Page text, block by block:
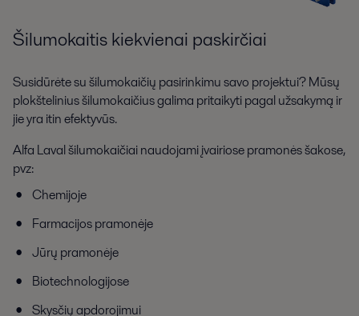
Šilumokaitis kiekvienai paskirčiai
Susidūrėte su šilumokaičių pasirinkimu savo projektui? Mūsų
plokštelinius šilumokaičius galima pritaikyti pagal užsakymą ir
jie yra itin efektyvūs.
Alfa Laval šilumokaičiai naudojami įvairiose pramonės šakose,
pvz:
Chemijoje
Farmacijos pramonėje
Jūrų pramonėje
Biotechnologijose
Skysčių apdorojimui